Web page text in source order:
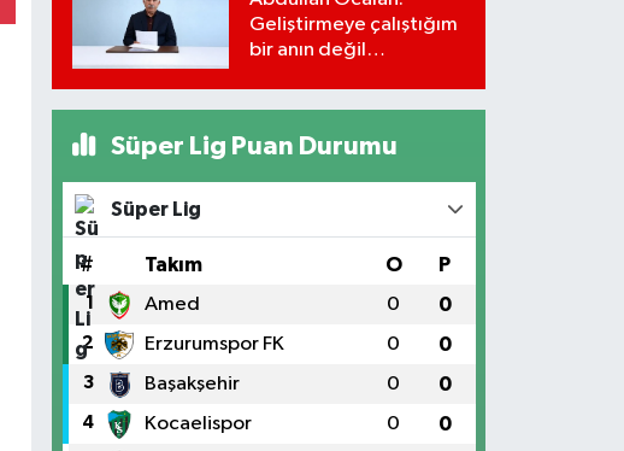
Geliştirmeye çalıştığım
bir anın değil
Süper Lig Puan Durumu
Süper Lig
# Takım O P
1 Amed 0 0
2 Erzurumspor FK 0 0
3 Başakşehir 0 0
4 Kocaelispor 0 0